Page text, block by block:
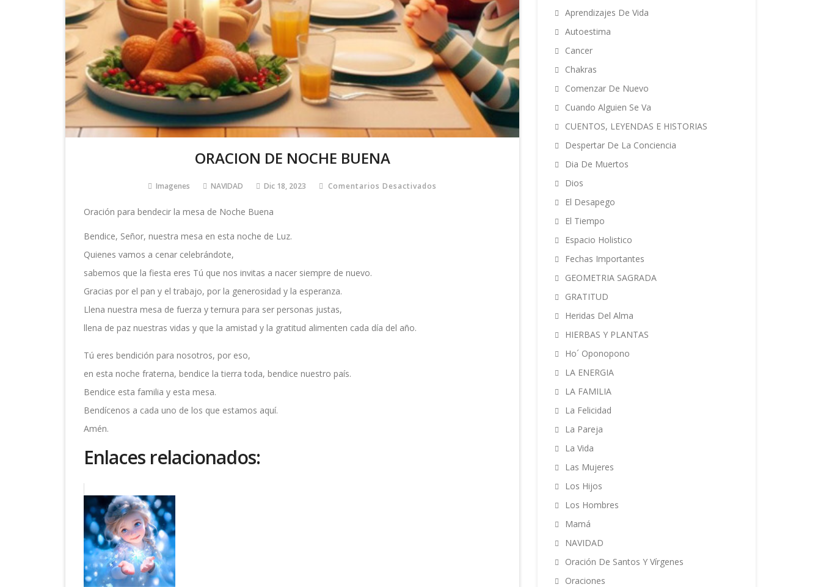
ORACION DE NOCHE BUENA
Imagenes NAVIDAD Dic 18, 2023 Comentarios Desactivados
Oración para bendecir la mesa de Noche Buena
Bendice, Señor, nuestra mesa en esta noche de Luz.
Quienes vamos a cenar celebrándote,
sabemos que la fiesta eres Tú que nos invitas a nacer siempre de nuevo.
Gracias por el pan y el trabajo, por la generosidad y la esperanza.
Llena nuestra mesa de fuerza y ternura para ser personas justas,
llena de paz nuestras vidas y que la amistad y la gratitud alimenten cada día del año.
Tú eres bendición para nosotros, por eso,
en esta noche fraterna, bendice la tierra toda, bendice nuestro país.
Bendice esta familia y esta mesa.
Bendícenos a cada uno de los que estamos aquí.
Amén.
Enlaces relacionados:
Aprendizajes De Vida
Autoestima
Cancer
Chakras
Comenzar De Nuevo
Cuando Alguien Se Va
CUENTOS, LEYENDAS E HISTORIAS
Despertar De La Conciencia
Dia De Muertos
Dios
El Desapego
El Tiempo
Espacio Holistico
Fechas Importantes
GEOMETRIA SAGRADA
GRATITUD
Heridas Del Alma
HIERBAS Y PLANTAS
Ho´ Oponopono
LA ENERGIA
LA FAMILIA
La Felicidad
La Pareja
La Vida
Las Mujeres
Los Hijos
Los Hombres
Mamá
NAVIDAD
Oración De Santos Y Vírgenes
Oraciones